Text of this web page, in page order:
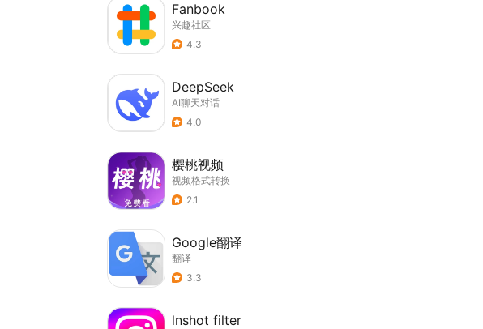
Fanbook
兴趣社区
4.3
DeepSeek
AI聊天对话
4.0
樱桃视频
视频格式转换
2.1
Google翻译
翻译
3.3
lnshot filter